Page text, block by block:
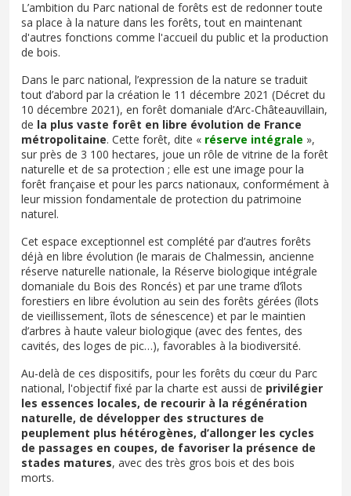
L’ambition du Parc national de forêts est de redonner toute
sa place à la nature dans les forêts, tout en maintenant
d'autres fonctions comme l'accueil du public et la production
de bois.
Dans le parc national, l’expression de la nature se traduit
tout d’abord par la création le 11 décembre 2021 (Décret du
10 décembre 2021), en forêt domaniale d’Arc-Châteauvillain,
de la plus vaste forêt en libre évolution de France
métropolitaine. Cette forêt, dite « réserve intégrale »,
sur près de 3 100 hectares, joue un rôle de vitrine de la forêt
naturelle et de sa protection ; elle est une image pour la
forêt française et pour les parcs nationaux, conformément à
leur mission fondamentale de protection du patrimoine
naturel.
Cet espace exceptionnel est complété par d’autres forêts
déjà en libre évolution (le marais de Chalmessin, ancienne
réserve naturelle nationale, la Réserve biologique intégrale
domaniale du Bois des Roncés) et par une trame d’îlots
forestiers en libre évolution au sein des forêts gérées (îlots
de vieillissement, îlots de sénescence) et par le maintien
d’arbres à haute valeur biologique (avec des fentes, des
cavités, des loges de pic…), favorables à la biodiversité.
Au-delà de ces dispositifs, pour les forêts du cœur du Parc
national, l'objectif fixé par la charte est aussi de privilégier
les essences locales, de recourir à la régénération
naturelle, de développer des structures de
peuplement plus hétérogènes, d’allonger les cycles
de passages en coupes, de favoriser la présence de
stades matures, avec des très gros bois et des bois
morts.